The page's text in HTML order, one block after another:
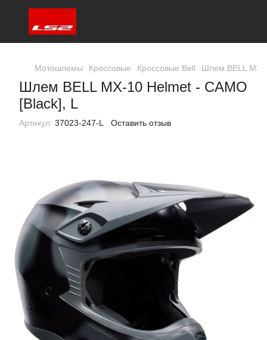
Мотошлемы Кроссовые Кроссовые Bell Шлем BELL MX-
Шлем BELL MX-10 Helmet - CAMO
[Black], L
Артикул: 37023-247-L Оставить отзыв